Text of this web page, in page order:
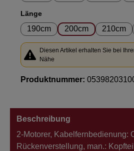
Längeauswählen
190cm 200cm 210cm
Diesen Artikel erhalten Sie bei
Nähe
Produktnummer:
Beschreibung
2-Motorer, Kabelfernbedienung:
Rückenverstellung, man.: